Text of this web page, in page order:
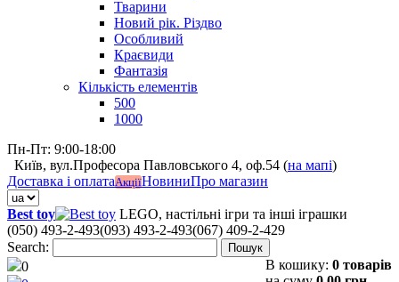
Тварини
Новий рік. Різдво
Особливий
Краєвиди
Фантазія
Кількість елементів
500
1000
Пн-Пт: 9:00-18:00
Київ, вул.Професора Павловського 4, оф.54 (на мапі)
Доставка і оплатаАкціїНовиниПро магазин
Best toy
LEGO, настільні ігри та інші іграшки
(050) 493-2-493(093) 493-2-493(067) 409-2-429
Search:
Пошук
0 В кошику: 0 товарів